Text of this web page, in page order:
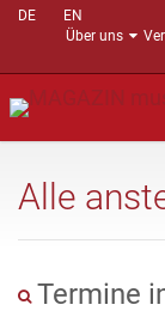
DE
EN
Über uns
Alle
Termine